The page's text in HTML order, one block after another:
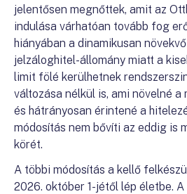
jelentősen megnőttek, amit az
indulása várhatóan tovább fog
hiányában a dinamikusan
jelzáloghitel-állomány miatt a
limit fölé kerülhetnek
változása nélkül is, ami növelné
és hátrányosan érintené a
módosítás nem bővíti az eddig is
körét.
A többi módosítás a kellő
2026. október 1-jétől lép életbe.